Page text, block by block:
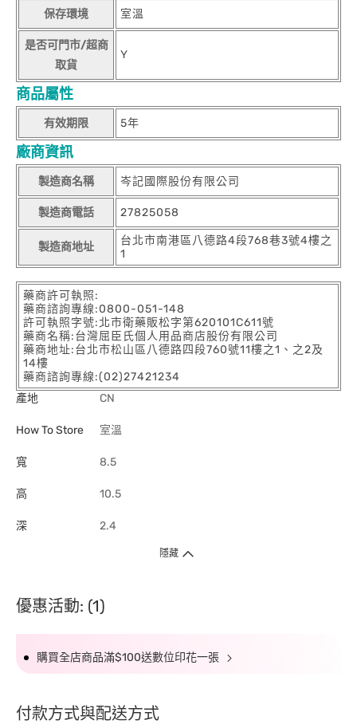
保存環境 室溫
是否可門市/超商
取貨
Y
商品屬性
有效期限 5年
廠商資訊
製造商名稱 岑記國際股份有限公司
製造商電話 27825058
製造商地址
台北市南港區八德路4段768巷3號4樓之
1
藥商許可執照:
藥商諮詢專線:0800-051-148
許可執照字號:北市衛藥販松字第620101C611號
藥商名稱:台灣屈臣氏個人用品商店股份有限公司
藥商地址:台北市松山區八德路四段760號11樓之1、之2及
14樓
藥商諮詢專線:(02)27421234
產地
CN
How To Store 室溫
寬 8.5
高 10.5
深 2.4
隱藏
優惠活動: (1)
購買全店商品滿$100送數位印花一張
付款方式與配送方式